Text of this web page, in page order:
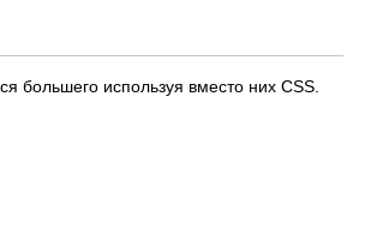
большего используя вместо них CSS.